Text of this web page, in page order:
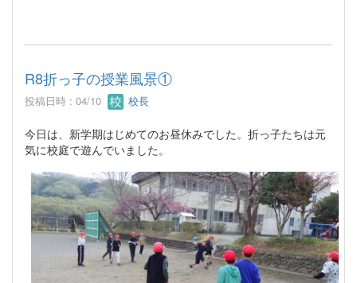
R8折っ子の授業風景①
投稿日時 : 04/10 校長
今日は、新学期はじめてのお昼休みでした。折っ子たちは元
気に校庭で遊んでいました。